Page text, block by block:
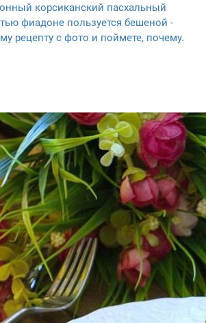
корсиканский пасхальный
фиадоне пользуется бешеной -
рецепту с фото и поймете, почему.